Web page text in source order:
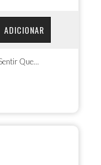
ADICIONAR
Que…